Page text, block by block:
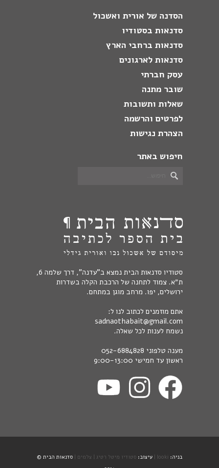
הסדנה של אורית ואשכול
סדנאות בסטודיו
סדנאות ברחבי הארץ
סדנאות לארגונים
עסק חברתי
שובר מתנה
שאלות ותשובות
לפרטים והרשמה
הצהרת נגישות
חיפוש באתר
סטודיו סדנאות הבית נמצא ב"עדנה", דרך שלמה 6,
ת״א. צמוד לתחנה של הרכבת הקלה בשדרות
ירושלים, יפו. מרחב מוגן במתחם.
אתם מוזמנים לכתוב לנו ל:
sadnaothabait@gmail.com
נשמח לענות לכל שאלה.
מענה טלפוני 052-6884828
ראשון עד חמישי 9:00-13:00
בניה: looki | עיצוב: סטודיו מיטל רטיג | צלמים |
סדנאות הבית ©